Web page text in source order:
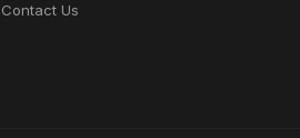
Contact Us